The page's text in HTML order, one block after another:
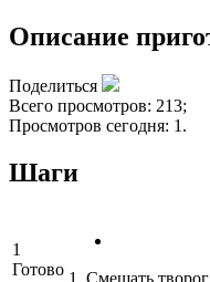
Описание
Поделиться
Всего просмотров: 213;
Просмотров сегодня: 1.
Шаги
1
Готово 1. Смешать